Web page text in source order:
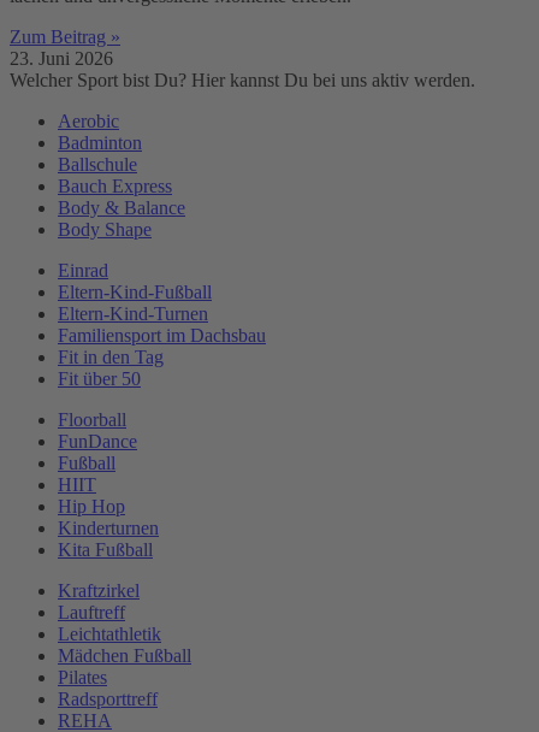
Zum Beitrag »
23. Juni 2026
Welcher Sport bist Du? Hier kannst Du bei uns aktiv werden.
Aerobic
Badminton
Ballschule
Bauch Express
Body & Balance
Body Shape
Einrad
Eltern-Kind-Fußball
Eltern-Kind-Turnen
Familiensport im Dachsbau
Fit in den Tag
Fit über 50
Floorball
FunDance
Fußball
HIIT
Hip Hop
Kinderturnen
Kita Fußball
Kraftzirkel
Lauftreff
Leichtathletik
Mädchen Fußball
Pilates
Radsporttreff
REHA